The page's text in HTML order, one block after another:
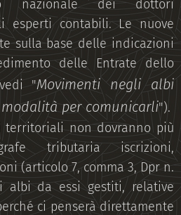
nazionale dei dottori
esperti contabili. Le nuove
sulla base delle indicazioni
delle Entrate dello
"Movimenti negli albi
per comunicarli").
territoriali non dovranno più
tributaria iscrizioni,
(articolo 7, comma 3, Dpr n.
albi da essi gestiti, relative
ci penserà direttamente